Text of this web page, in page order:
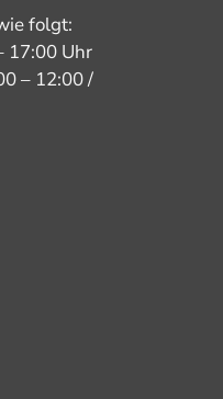
folgt:
17:00 Uhr
– 12:00 /